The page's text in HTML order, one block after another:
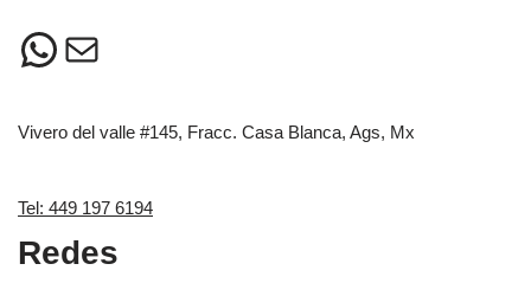
Vivero del valle #145, Fracc. Casa Blanca, Ags, Mx
Tel: 449 197 6194
Redes